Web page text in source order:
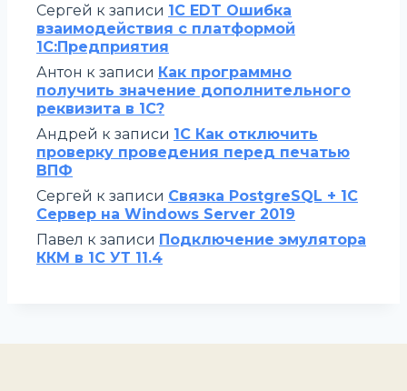
Сергей к записи 1C EDT Ошибка
взаимодействия с платформой
1С:Предприятия
Антон к записи Как программно
получить значение дополнительного
реквизита в 1С?
Андрей к записи 1С Как отключить
проверку проведения перед печатью
ВПФ
Сергей к записи Связка PostgreSQL + 1С
Сервер на Windows Server 2019
Павел к записи Подключение эмулятора
ККМ в 1С УТ 11.4